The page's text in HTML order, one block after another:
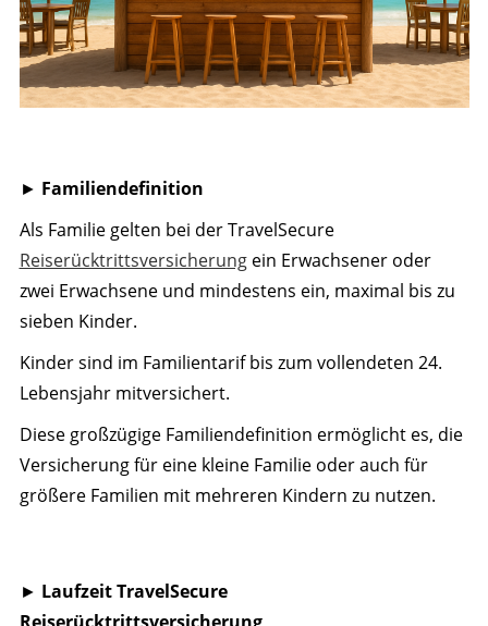
► Familiendefinition
Als Familie gelten bei der TravelSecure
Reiserücktrittsversicherungein Erwachsener oder
zwei Erwachsene und mindestens ein, maximal bis zu
sieben Kinder.
Kinder sind im Familientarif bis zum vollendeten 24.
Lebensjahr mitversichert.
Diese großzügige Familiendefinition ermöglicht es, die
Versicherung für eine kleine Familie oder auch für
größere Familien mit mehreren Kindern zu nutzen.
► Laufzeit TravelSecure